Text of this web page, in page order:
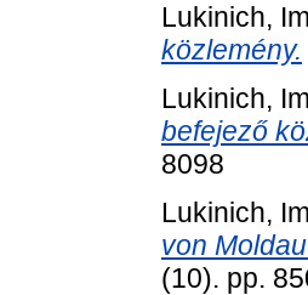
Lukinich,
közlemény.
Lukinich,
befejező
8098
Lukinich,
von
(10). pp.